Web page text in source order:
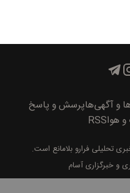
و آگهی‌هاپرسش و پاسخ
هواRSS
تحليلی فرارو بلامانع است.
و خبرگزاری آسام